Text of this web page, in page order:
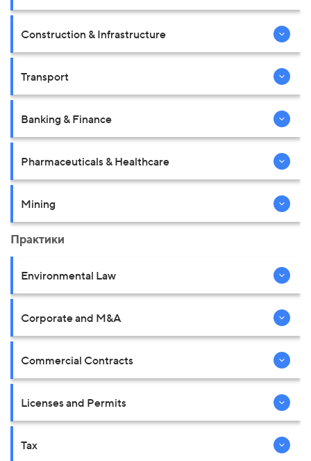
Construction & Infrastructure
Transport
Banking & Finance
Pharmaceuticals & Healthcare
Mining
Практики
Environmental Law
Corporate and M&A
Commercial Contracts
Licenses and Permits
Tax